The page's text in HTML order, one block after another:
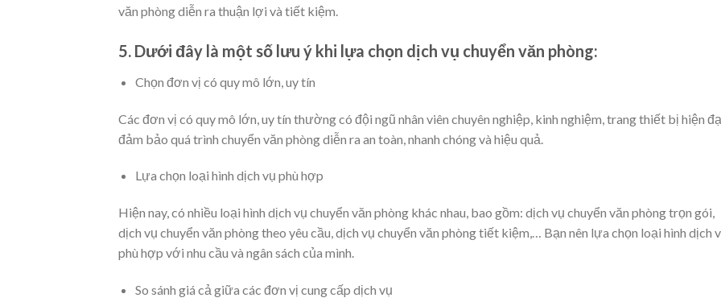
văn phòng diễn ra thuận lợi và tiết kiệm.
5. Dưới đây là một số lưu ý khi lựa chọn dịch vụ chuyển văn phòng:
Chọn đơn vị có quy mô lớn, uy tín
Các đơn vị có quy mô lớn, uy tín thường có đội ngũ nhân viên chuyên nghiệp, kinh nghiệm, trang thiết bị hiện
đảm bảo quá trình chuyển văn phòng diễn ra an toàn, nhanh chóng và hiệu quả.
Lựa chọn loại hình dịch vụ phù hợp
Hiện nay, có nhiều loại hình dịch vụ chuyển văn phòng khác nhau, bao gồm: dịch vụ chuyển văn phòng trọn gói,
dịch vụ chuyển văn phòng theo yêu cầu, dịch vụ chuyển văn phòng tiết kiệm,… Bạn nên lựa chọn loại hình dịch
phù hợp với nhu cầu và ngân sách của mình.
So sánh giá cả giữa các đơn vị cung cấp dịch vụ